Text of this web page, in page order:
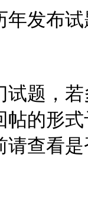
年发布
试题，
帖的形
请查看